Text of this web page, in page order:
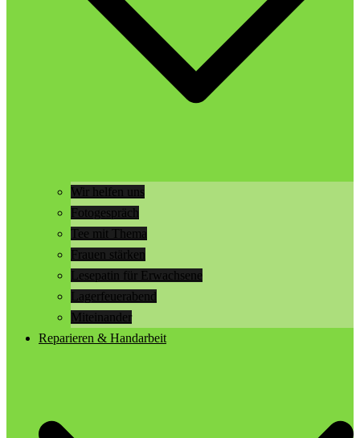
Wir helfen uns
Fotogespräch
Tee mit Thema
Frauen stärken
Lesepatin für Erwachsene
Lagerfeuerabend
Miteinander
Reparieren & Handarbeit